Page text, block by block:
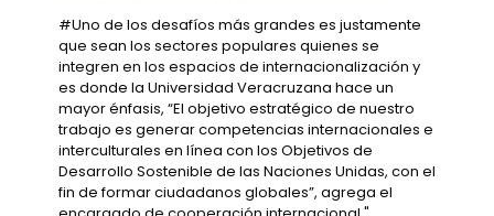
#Uno de los desafíos más grandes es justamente
que sean los sectores populares quienes se
integren en los espacios de internacionalización y
es donde la Universidad Veracruzana hace un
mayor énfasis, “El objetivo estratégico de nuestro
trabajo es generar competencias internacionales e
interculturales en línea con los Objetivos de
Desarrollo Sostenible de las Naciones Unidas, con el
fin de formar ciudadanos globales”, agrega el